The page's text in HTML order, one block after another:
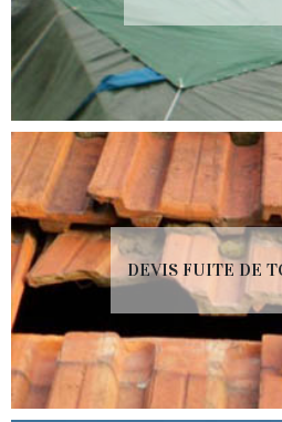
DEVIS FUITE DE